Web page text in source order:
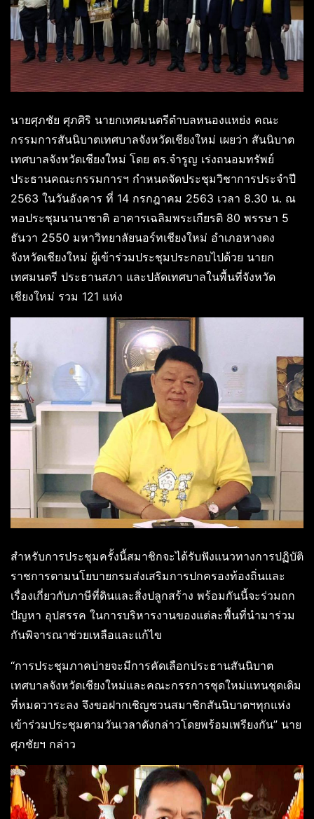
นายศุภชัย ศุภศิริ นายกเทศมนตรีตำบลหนองแหย่ง คณะ
กรรมการสันนิบาตเทศบาลจังหวัดเชียงใหม่ เผยว่า สันนิบาต
เทศบาลจังหวัดเชียงใหม่ โดย ดร.จำรูญ เร่งถนอมทรัพย์
ประธานคณะกรรมการฯ กำหนดจัดประชุมวิชาการประจำปี
2563 ในวันอังคาร ที่ 14 กรกฎาคม 2563 เวลา 8.30 น. ณ
หอประชุมนานาชาติ อาคารเฉลิมพระเกียรติ 80 พรรษา 5
ธันวา 2550 มหาวิทยาลัยนอร์ทเชียงใหม่ อำเภอหางดง
จังหวัดเชียงใหม่ ผู้เข้าร่วมประชุมประกอบไปด้วย นายก
เทศมนตรี ประธานสภา และปลัดเทศบาลในพื้นที่จังหวัด
เชียงใหม่ รวม 121 แห่ง
สำหรับการประชุมครั้งนี้สมาชิกจะได้รับฟังแนวทางการปฏิบัติ
ราชการตามนโยบายกรมส่งเสริมการปกครองท้องถิ่นและ
เรื่องเกี่ยวกับภาษีที่ดินและสิ่งปลูกสร้าง พร้อมกันนี้จะร่วมถก
ปัญหา อุปสรรค ในการบริหารงานของแต่ละพื้นที่นำมาร่วม
กันพิจารณาช่วยเหลือและแก้ไข
“การประชุมภาคบ่ายจะมีการคัดเลือกประธานสันนิบาต
เทศบาลจังหวัดเชียงใหม่และคณะกรรการชุดใหม่แทนชุดเดิม
ที่หมดวาระลง จึงขอฝากเชิญชวนสมาชิกสันนิบาตฯทุกแห่ง
เข้าร่วมประชุมตามวันเวลาดังกล่าวโดยพร้อมเพรียงกัน” นาย
ศุภชัยฯ กล่าว